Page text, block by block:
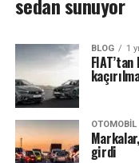
sedan sunuyor
BLOG 1
OTOMOBIL
girdi